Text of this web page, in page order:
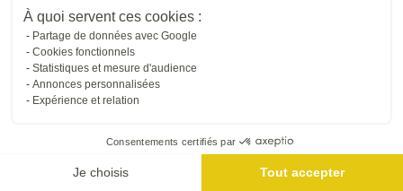
À quoi servent ces cookies :
Partage de données avec Google
Cookies fonctionnels
Statistiques et mesure d'audience
Annonces personnalisées
Expérience et relation
Consentements certifiés par
Je choisis Tout accepter
Trouver une entreprise proche de chez vous